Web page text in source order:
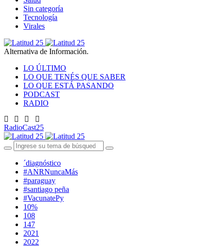
Sin categoría
Tecnología
Virales
Alternativa de Información.
LO ÚLTIMO
LO QUE TENÉS QUE SABER
LO QUE ESTÁ PASANDO
PODCAST
RADIO
RadioCast25
´diagnóstico
#ANRNuncaMás
#paraguay
#santiago peña
#VacunatePy
10%
108
147
2021
2022